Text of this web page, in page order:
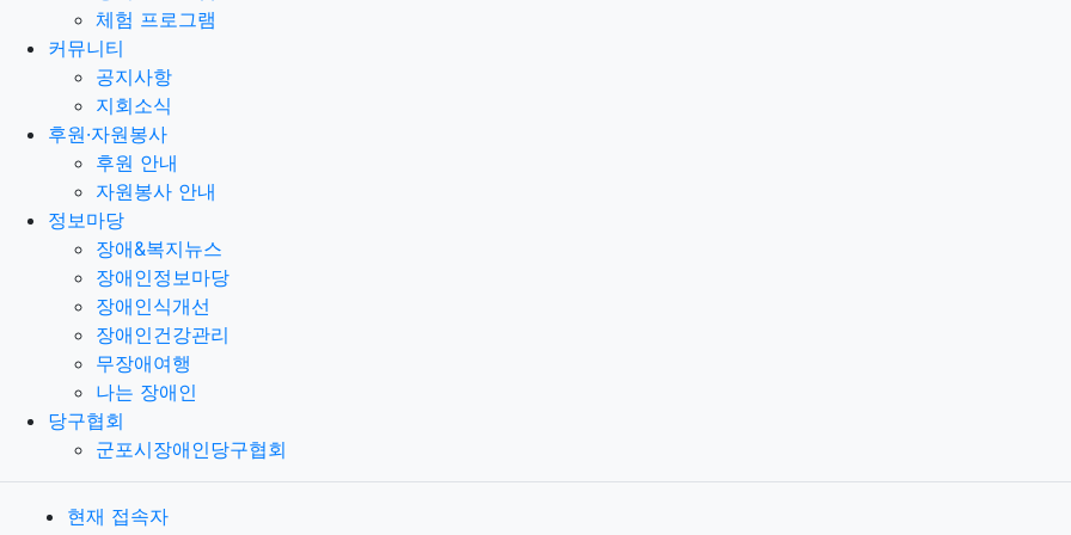
체험 프로그램
커뮤니티
공지사항
지회소식
후원·자원봉사
후원 안내
자원봉사 안내
정보마당
장애&복지뉴스
장애인정보마당
장애인식개선
장애인건강관리
무장애여행
나는 장애인
당구협회
군포시장애인당구협회
현재 접속자